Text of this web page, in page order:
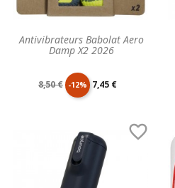
Antivibrateurs Babolat Aero
Damp X2 2026
Prix
8,50 € -12% Prix
7,45 €
